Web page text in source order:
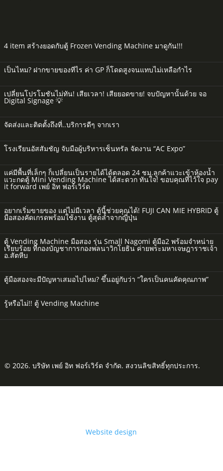
4 item สร้างยอดกับตู้ Frozen Vending Machine มาดูกัน!!!
เป็นไหม? ฝากขายของทีไร ค่า GP ก็โดดสูงจนแทบไม่เหลือกำไร
เปลี่ยนโปรโมชันไม่ทัน! เสียเวลา! เสียยอดขาย! จบปัญหานั้นด้วย จอ
Digital Signage 💡
จัดส่งและติดตั้งถึงที่..บริการดีๆ จากเรา
โรงเรียนอัสสัมชัญ จับมือผู้บริหารเซ็นทรัล จัดงาน “AC Expo”
แค่มีพื้นที่เล็กๆ ก็เปลี่ยนเป็นรายได้ได้ตลอด 24 ชม.ลูกค้าแวะเข้าห้องน้ำ
แวะกดตู้ Mini Vending Machine ได้สะดวก ทันใจ! ขอบคุณที่ไว้ใจ pay
it forward เพย์ อิท ฟอร์เวิร์ด
อยากเริ่มขายของ แต่ไม่มีเวลา ตู้นี้ช่วยคุณได้! FUJI CAN MIE HYBRID ตู้
มือสองคัดเกรดพร้อมใช้งาน ตู้สุดล้ำจากญี่ปุ่น
ตู้ Vending Machine มือสอง รุ่น Small Nagomi ตู้มือ2 พร้อมจำหน่าย
เรียบร้อย ที่กองบัญชาการกองพลนาวิกโยธิน ค่ายพระมหาเจษฎาราชเจ้า
อ.สัตหีบ
ตู้มือสองจะมีปัญหาเสมอไปไหม? ขึ้นอยู่กับว่า “ใครเป็นคนคัดคุณภาพ”
รู้หรือไม่!! ตู้ Vending Machine
© 2026. บริษัท เพย์ อิท ฟอร์เวิร์ด จำกัด. สงวนลิขสิทธิ์ทุกประการ.
Website design